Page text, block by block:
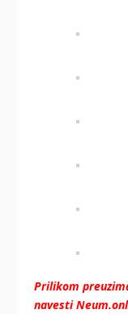
Prilikom
navesti